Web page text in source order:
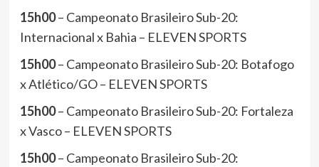
15h00– Campeonato Brasileiro Sub-20:
Internacional x Bahia – ELEVEN SPORTS
15h00– Campeonato Brasileiro Sub-20: Botafogo
x Atlético/GO – ELEVEN SPORTS
15h00– Campeonato Brasileiro Sub-20: Fortaleza
x Vasco – ELEVEN SPORTS
15h00– Campeonato Brasileiro Sub-20: